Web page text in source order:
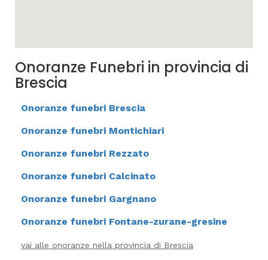
Onoranze Funebri in provincia di
Brescia
Onoranze funebri Brescia
Onoranze funebri Montichiari
Onoranze funebri Rezzato
Onoranze funebri Calcinato
Onoranze funebri Gargnano
Onoranze funebri Fontane-zurane-gresine
vai alle onoranze nella provincia di Brescia